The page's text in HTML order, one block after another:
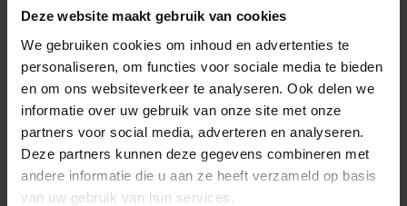
Deze website maakt gebruik van cookies
We gebruiken cookies om inhoud en advertenties te
personaliseren, om functies voor sociale media te bieden
en om ons websiteverkeer te analyseren. Ook delen we
informatie over uw gebruik van onze site met onze
partners voor social media, adverteren en analyseren.
Deze partners kunnen deze gegevens combineren met
andere informatie die u aan ze heeft verzameld op basis
van uw gebruik van hun services.